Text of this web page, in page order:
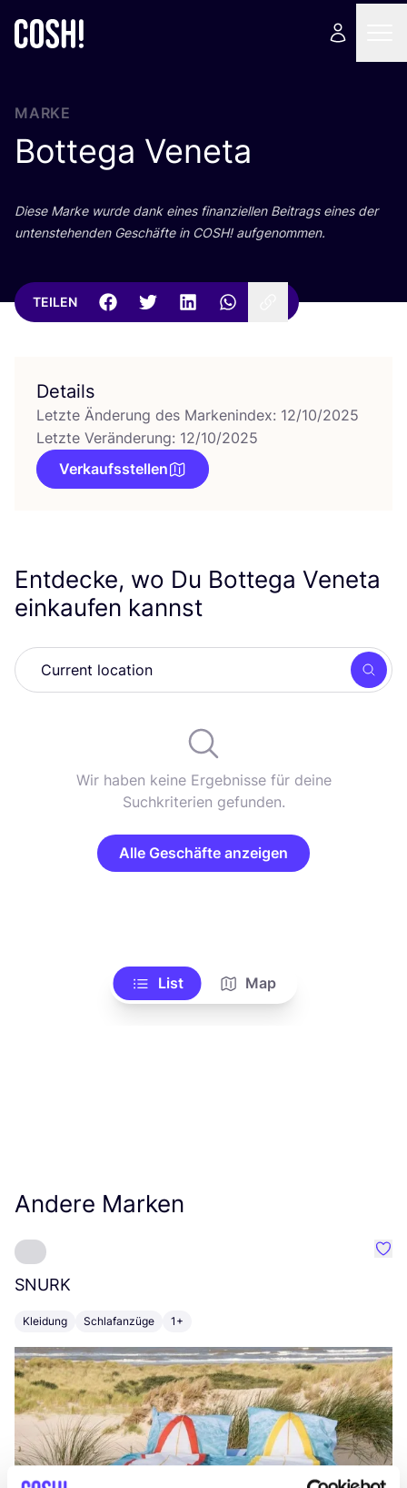
MARKE
Bottega Veneta
Die­se Mar­ke wur­de dank eines finan­zi­el­len Bei­trags eines der
unten­ste­hen­den Geschäf­te in COSH! aufgenommen.
TEILEN
Details
Letzte Änderung des Markenindex: 12/10/2025
Letzte Veränderung: 12/10/2025
Verkaufsstellen
Entdecke, wo Du Bottega Veneta
einkaufen kannst
Wir haben keine Ergebnisse für deine
Suchkriterien gefunden.
Alle Geschäfte anzeigen
List Map
Andere Marken
SNURK
Kleidung Schlafanzüge 1+